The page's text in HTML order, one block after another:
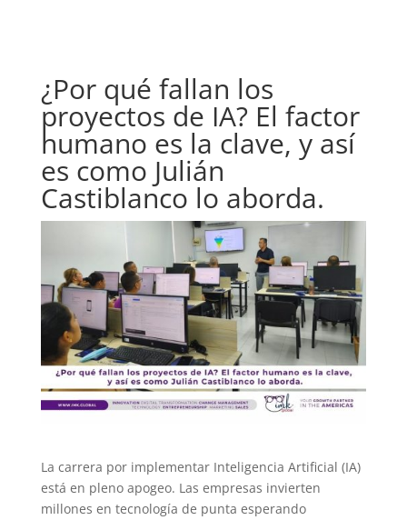
¿Por qué fallan los
proyectos de IA? El factor
humano es la clave, y así
es como Julián
Castiblanco lo aborda.
La carrera por implementar Inteligencia Artificial (IA)
está en pleno apogeo. Las empresas invierten
millones en tecnología de punta esperando